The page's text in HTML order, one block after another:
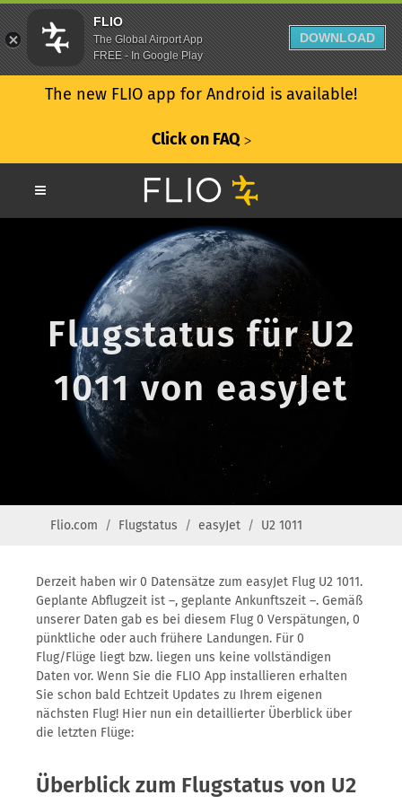
The new FLIO app for Android is available!
Click on FAQ ᐳ
Flugstatus für U2
1011 von easyJet
Flio.com Flugstatus easyJet U2 1011
Derzeit haben wir 0 Datensätze zum easyJet Flug U2 1011.
Geplante Abflugzeit ist –, geplante Ankunftszeit –. Gemäß
unserer Daten gab es bei diesem Flug 0 Verspätungen, 0
pünktliche oder auch frühere Landungen. Für 0
Flug/Flüge liegt bzw. liegen uns keine vollständigen
Daten vor. Wenn Sie die FLIO App installieren erhalten
Sie schon bald Echtzeit Updates zu Ihrem eigenen
nächsten Flug! Hier nun ein detaillierter Überblick über
die letzten Flüge:
Überblick zum Flugstatus von U2
FLIO
The Global Airport App
FREE - In Google Play
DOWNLOAD